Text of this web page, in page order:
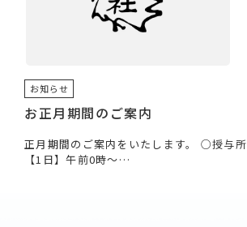
お知らせ
お正月期間のご案内
正月期間のご案内をいたします。 ○授与所
【1日】午前0時～…